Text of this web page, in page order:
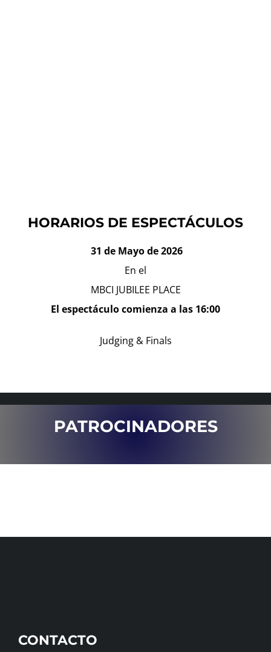
HORARIOS DE ESPECTÁCULOS
31 de Mayo de 2026
En el
MBCI JUBILEE PLACE
El espectáculo comienza a las 16:00
Judging & Finals
PATROCINADORES
CONTACTO